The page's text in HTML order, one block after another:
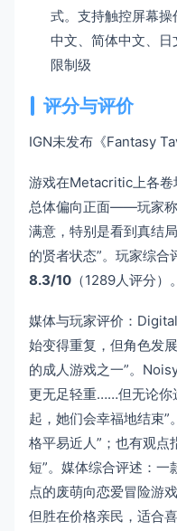
式。支持触控屏幕
中文、简体中文、
限制级
评分与评价
IGN未发布《Fantasy
游戏在Metacritic上各
总体偏向正面——玩家称
满意，特别是看到真结
的贤者状态”。玩家综合
8.3/10 （1289人评分）。
媒体与玩家评价：
始变得重复，但角色发
的成人游戏之一”。
更无足轻重……但无论你
起，她们会幸福地结束”
格平易近人”；也有观点
短”。媒体综合评述：
点的废萌向恋爱冒险游
但胜在价格亲民，适合